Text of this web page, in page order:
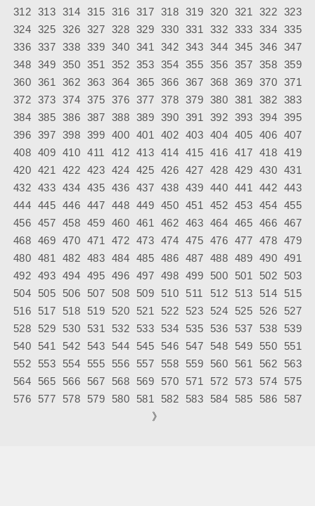
312 313 314 315 316 317 318 319 320 321 322 323
324 325 326 327 328 329 330 331 332 333 334 335
336 337 338 339 340 341 342 343 344 345 346 347
348 349 350 351 352 353 354 355 356 357 358 359
360 361 362 363 364 365 366 367 368 369 370 371
372 373 374 375 376 377 378 379 380 381 382 383
384 385 386 387 388 389 390 391 392 393 394 395
396 397 398 399 400 401 402 403 404 405 406 407
408 409 410 411 412 413 414 415 416 417 418 419
420 421 422 423 424 425 426 427 428 429 430 431
432 433 434 435 436 437 438 439 440 441 442 443
444 445 446 447 448 449 450 451 452 453 454 455
456 457 458 459 460 461 462 463 464 465 466 467
468 469 470 471 472 473 474 475 476 477 478 479
480 481 482 483 484 485 486 487 488 489 490 491
492 493 494 495 496 497 498 499 500 501 502
503
504
505 506 507 508 509 510 511 512 513 514
515
516
517 518 519 520 521 522 523 524 525 526
527
528
529 530 531 532 533 534 535 536 537 538
539
540
541 542 543 544 545 546 547 548 549 550
551
552
553 554 555 556 557 558 559 560 561 562
563
564
565 566 567 568 569 570 571 572 573 574
575
576
577 578 579 580 581 582 583 584 585 586
587
》